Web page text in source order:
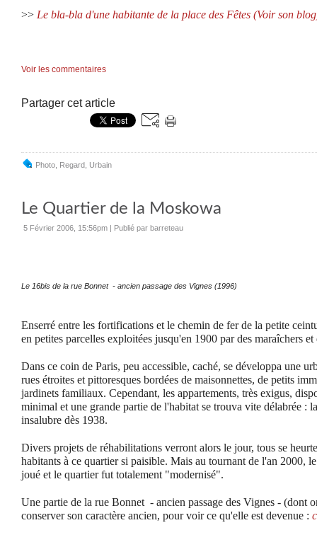
>> Le bla-bla d'une habitante de la place des Fêtes (Voir son
Voir les commentaires
Partager cet article
Photo Regard Urbain
Le Quartier de la Moskowa
5 Février 2006, 15:56pm | Publié par barreteau
Le 16bis de la rue Bonnet - ancien passage des Vignes (1996)
Enserré entre les fortifications et le chemin de fer de la petite
en petites parcelles exploitées jusqu'en 1900 par des maraîchers
Dans ce coin de Paris, peu accessible, caché, se développa une
rues étroites et pittoresques bordées de maisonnettes, de petits
jardinets familiaux. Cependant, les appartements, très exigus,
minimal et une grande partie de l'habitat se trouva vite délabrée :
insalubre dès 1938.
Divers projets de réhabilitations verront alors le jour, tous se
habitants à ce quartier si paisible. Mais au tournant de l'an 2000,
joué et le quartier fut totalement "modernisé".
Une partie de la rue Bonnet - ancien passage des Vignes - (dont
conserver son caractère ancien, pour voir ce qu'elle est devenue :